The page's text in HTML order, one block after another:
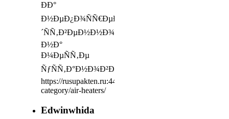
ÐÐ°
Ð½ÐµÐ¿Ð¾ÑÑ€ÐµÐ
´ÑÑ‚Ð²ÐµÐ½Ð½Ð¾
Ð½Ð°
Ð¼ÐµÑÑ‚Ðµ
ÑƒÑÑ‚Ð°Ð½Ð¾Ð²ÐºÐ¸
https://rusupakten.ru:443/product-
category/air-heaters/
Edwinwhida